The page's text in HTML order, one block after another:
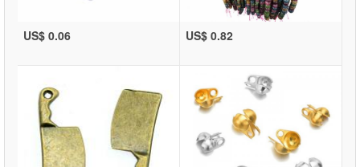
US$ 0.06 US$ 0.82